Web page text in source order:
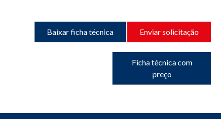
Baixar ficha técnica Enviar solicitação
Ficha técnica com
preço